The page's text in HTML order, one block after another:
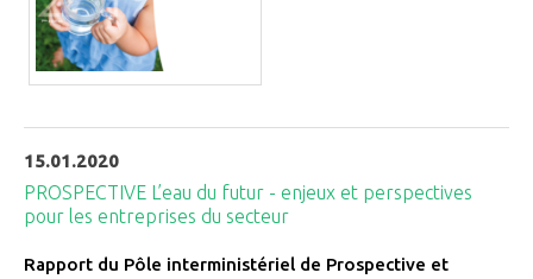
15.01.2020
PROSPECTIVE L’eau du futur - enjeux et perspectives
pour les entreprises du secteur
Rapport du Pôle interministériel de Prospective et